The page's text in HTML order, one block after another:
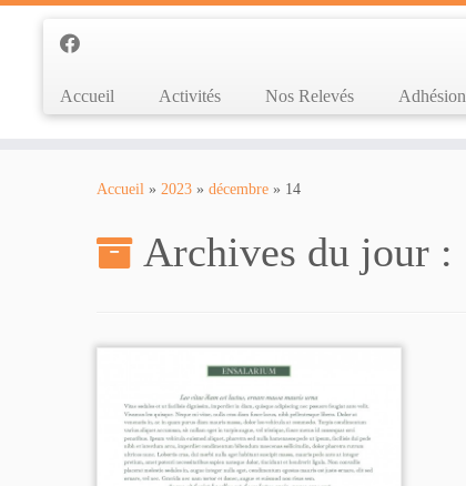
Accueil Activités Nos Relevés Adhésion
Accueil » 2023 » décembre » 14
Archives du jour :